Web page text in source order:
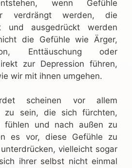
wenn Gefühle
verdrängt werden, die
und ausgedrückt werden
die Gefühle wie Ärger,
Enttäuschung oder
zur Depression führen,
wir mit ihnen umgehen.
scheinen vor allem
zu sein, die sich fürchten,
fühlen und nach außen zu
es vor, diese Gefühle zu
vielleicht sogar
ihrer selbst nicht einmal